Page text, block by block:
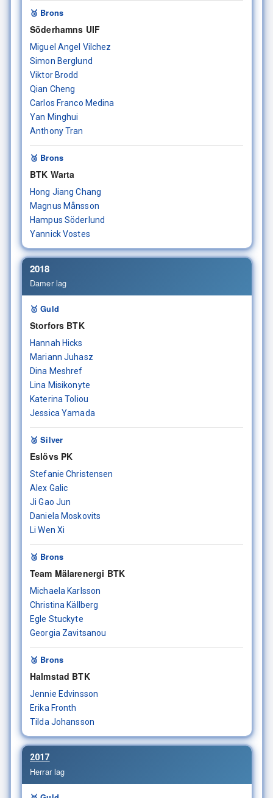
🥉 Brons
Söderhamns UIF
Miguel Angel Vilchez
Simon Berglund
Viktor Brodd
Qian Cheng
Carlos Franco Medina
Yan Minghui
Anthony Tran
🥉 Brons
BTK Warta
Hong Jiang Chang
Magnus Månsson
Hampus Söderlund
Yannick Vostes
2018
Damer lag
🥇 Guld
Storfors BTK
Hannah Hicks
Mariann Juhasz
Dina Meshref
Lina Misikonyte
Katerina Toliou
Jessica Yamada
🥈 Silver
Eslövs PK
Stefanie Christensen
Alex Galic
Ji Gao Jun
Daniela Moskovits
Li Wen Xi
🥉 Brons
Team Mälarenergi BTK
Michaela Karlsson
Christina Källberg
Egle Stuckyte
Georgia Zavitsanou
🥉 Brons
Halmstad BTK
Jennie Edvinsson
Erika Fronth
Tilda Johansson
2017
Herrar lag